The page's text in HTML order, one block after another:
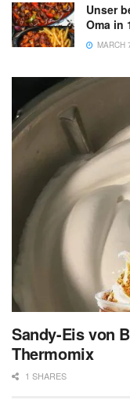
Unser
Oma in
MARCH
Sandy-Eis von
Thermomix
1 SHARES